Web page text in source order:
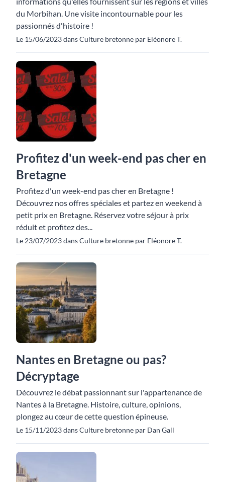
du Morbihan. Une visite incontournable pour les
passionnés d'histoire !
Le 15/06/2023 dans Culture bretonne par Eléonore T.
Profitez d'un week-end pas cher en
Bretagne
Profitez d'un week-end pas cher en Bretagne !
Découvrez nos offres spéciales et partez en weekend à
petit prix en Bretagne. Réservez votre séjour à prix
réduit et profitez des...
Le 23/07/2023 dans Culture bretonne par Eléonore T.
Nantes en Bretagne ou pas?
Décryptage
Découvrez le débat passionnant sur l'appartenance de
Nantes à la Bretagne. Histoire, culture, opinions,
plongez au cœur de cette question épineuse.
Le 15/11/2023 dans Culture bretonne par Dan Gall